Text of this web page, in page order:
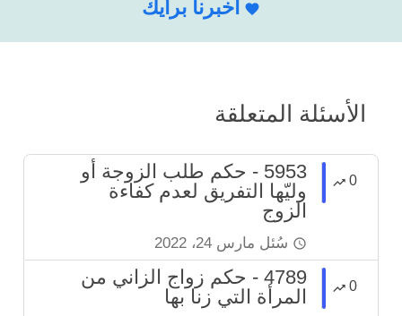
أخبرنا برأيك
الأسئلة المتعلقة
0
5953 - حكم طلب الزوجة أو
وليّها التفريق لعدم كفاءة
الزوج
سُئل مارس 24، 2022
0
4789 - حكم زواج الزاني من
المرأة التي زنا بها